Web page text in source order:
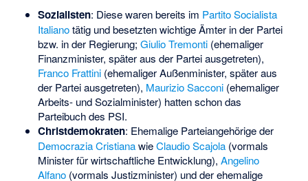
Sozialisten: Diese waren bereits im Partito Socialista
Italianotätig und besetzten wichtige Ämter in der Partei
bzw. in der Regierung; Giulio Tremonti(ehemaliger
Finanzminister, später aus der Partei ausgetreten),
Franco Frattini(ehemaliger Außenminister, später aus
der Partei ausgetreten), Maurizio Sacconi(ehemaliger
Arbeits- und Sozialminister) hatten schon das
Parteibuch des PSI.
Christdemokraten: Ehemalige Parteiangehörige der
Democrazia CristianawieClaudio Scajola(vormals
Minister für wirtschaftliche Entwicklung), Angelino
Alfano(vormals Justizminister) und der ehemalige